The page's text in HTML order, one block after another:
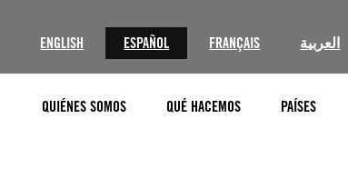
ENGLISH ESPAÑOL FRANÇAIS العربية
QUIÉNES SOMOS QUÉ HACEMOS PAÍSES